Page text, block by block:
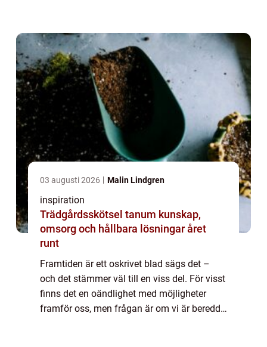
03 augusti 2026 Malin Lindgren
inspiration
Trädgårdsskötsel tanum kunskap,
omsorg och hållbara lösningar året
runt
Framtiden är ett oskrivet blad sägs det –
och det stämmer väl till en viss del. För visst
finns det en oändlighet med möjligheter
framför oss, men frågan är om vi är beredda